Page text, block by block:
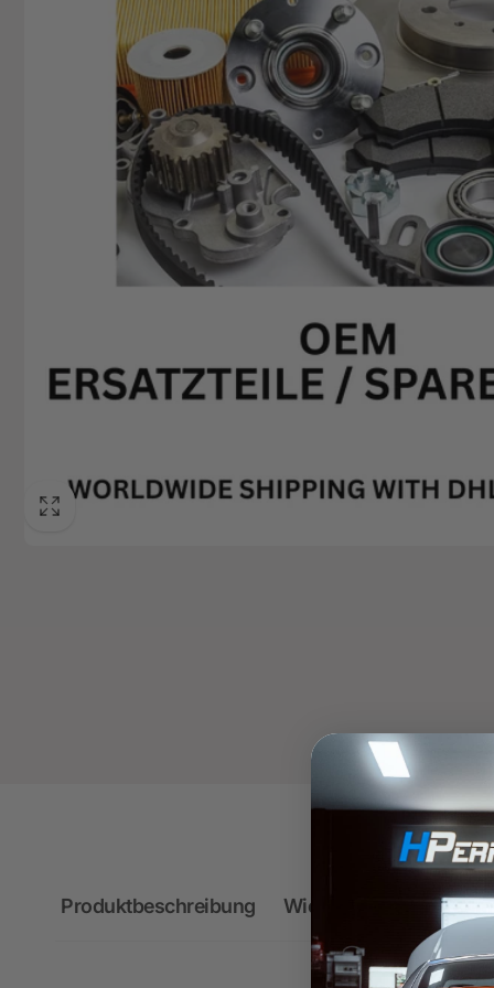
Produktbeschreibung Wichtige Hinweise